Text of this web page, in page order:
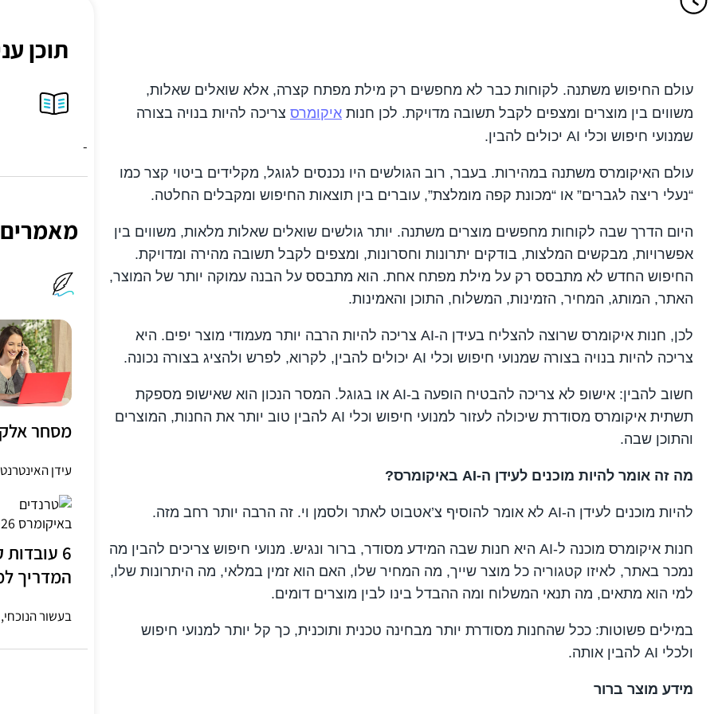
עולם החיפוש משתנה. לקוחות כבר לא מחפשים רק מילת מפתח קצרה, אלא שואלים שאלות,
משווים בין מוצרים ומצפים לקבל תשובה מדויקת. לכן חנות איקומרס צריכה להיות בנויה בצורה
שמנועי חיפוש וכלי AI יכולים להבין.
עולם האיקומרס משתנה במהירות. בעבר, רוב הגולשים היו נכנסים לגוגל, מקלידים ביטוי קצר כמו
“נעלי ריצה לגברים” או “מכונת קפה מומלצת”, עוברים בין תוצאות החיפוש ומקבלים החלטה.
היום הדרך שבה לקוחות מחפשים מוצרים משתנה. יותר גולשים שואלים שאלות מלאות, משווים בין
אפשרויות, מבקשים המלצות, בודקים יתרונות וחסרונות, ומצפים לקבל תשובה מהירה ומדויקת.
החיפוש החדש לא מתבסס רק על מילת מפתח אחת. הוא מתבסס על הבנה עמוקה יותר של המוצר,
האתר, המותג, המחיר, הזמינות, המשלוח, התוכן והאמינות.
לכן, חנות איקומרס שרוצה להצליח בעידן ה-AI צריכה להיות הרבה יותר מעמודי מוצר יפים. היא
צריכה להיות בנויה בצורה שמנועי חיפוש וכלי AI יכולים להבין, לקרוא, לפרש ולהציג בצורה נכונה.
חשוב להבין: אישופ לא צריכה להבטיח הופעה ב-AI או בגוגל. המסר הנכון הוא שאישופ מספקת
תשתית איקומרס מסודרת שיכולה לעזור למנועי חיפוש וכלי AI להבין טוב יותר את החנות, המוצרים
והתוכן שבה.
מה זה אומר להיות מוכנים לעידן ה-AI באיקומרס?
להיות מוכנים לעידן ה-AI לא אומר להוסיף צ’אטבוט לאתר ולסמן וי. זה הרבה יותר רחב מזה.
חנות איקומרס מוכנה ל-AI היא חנות שבה המידע מסודר, ברור ונגיש. מנועי חיפוש צריכים להבין מה
נמכר באתר, לאיזו קטגוריה כל מוצר שייך, מה המחיר שלו, האם הוא זמין במלאי, מה היתרונות שלו,
למי הוא מתאים, מה תנאי המשלוח ומה ההבדל בינו לבין מוצרים דומים.
במילים פשוטות: ככל שהחנות מסודרת יותר מבחינה טכנית ותוכנית, כך קל יותר למנועי חיפוש
ולכלי AI להבין אותה.
מידע מוצר ברור
תוכן
-
מאמרים
מסחר
עידן
המדריך
בעשור